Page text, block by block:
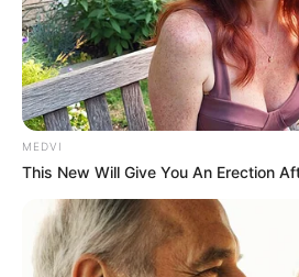
MEDVI
This New Will Give You An Erection